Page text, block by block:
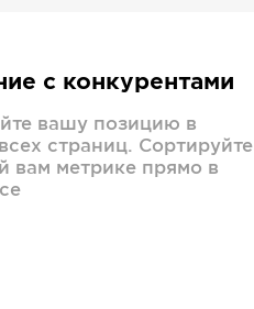
с конкурентами
вашу позицию в
страниц. Сортируйте
вам метрике прямо в